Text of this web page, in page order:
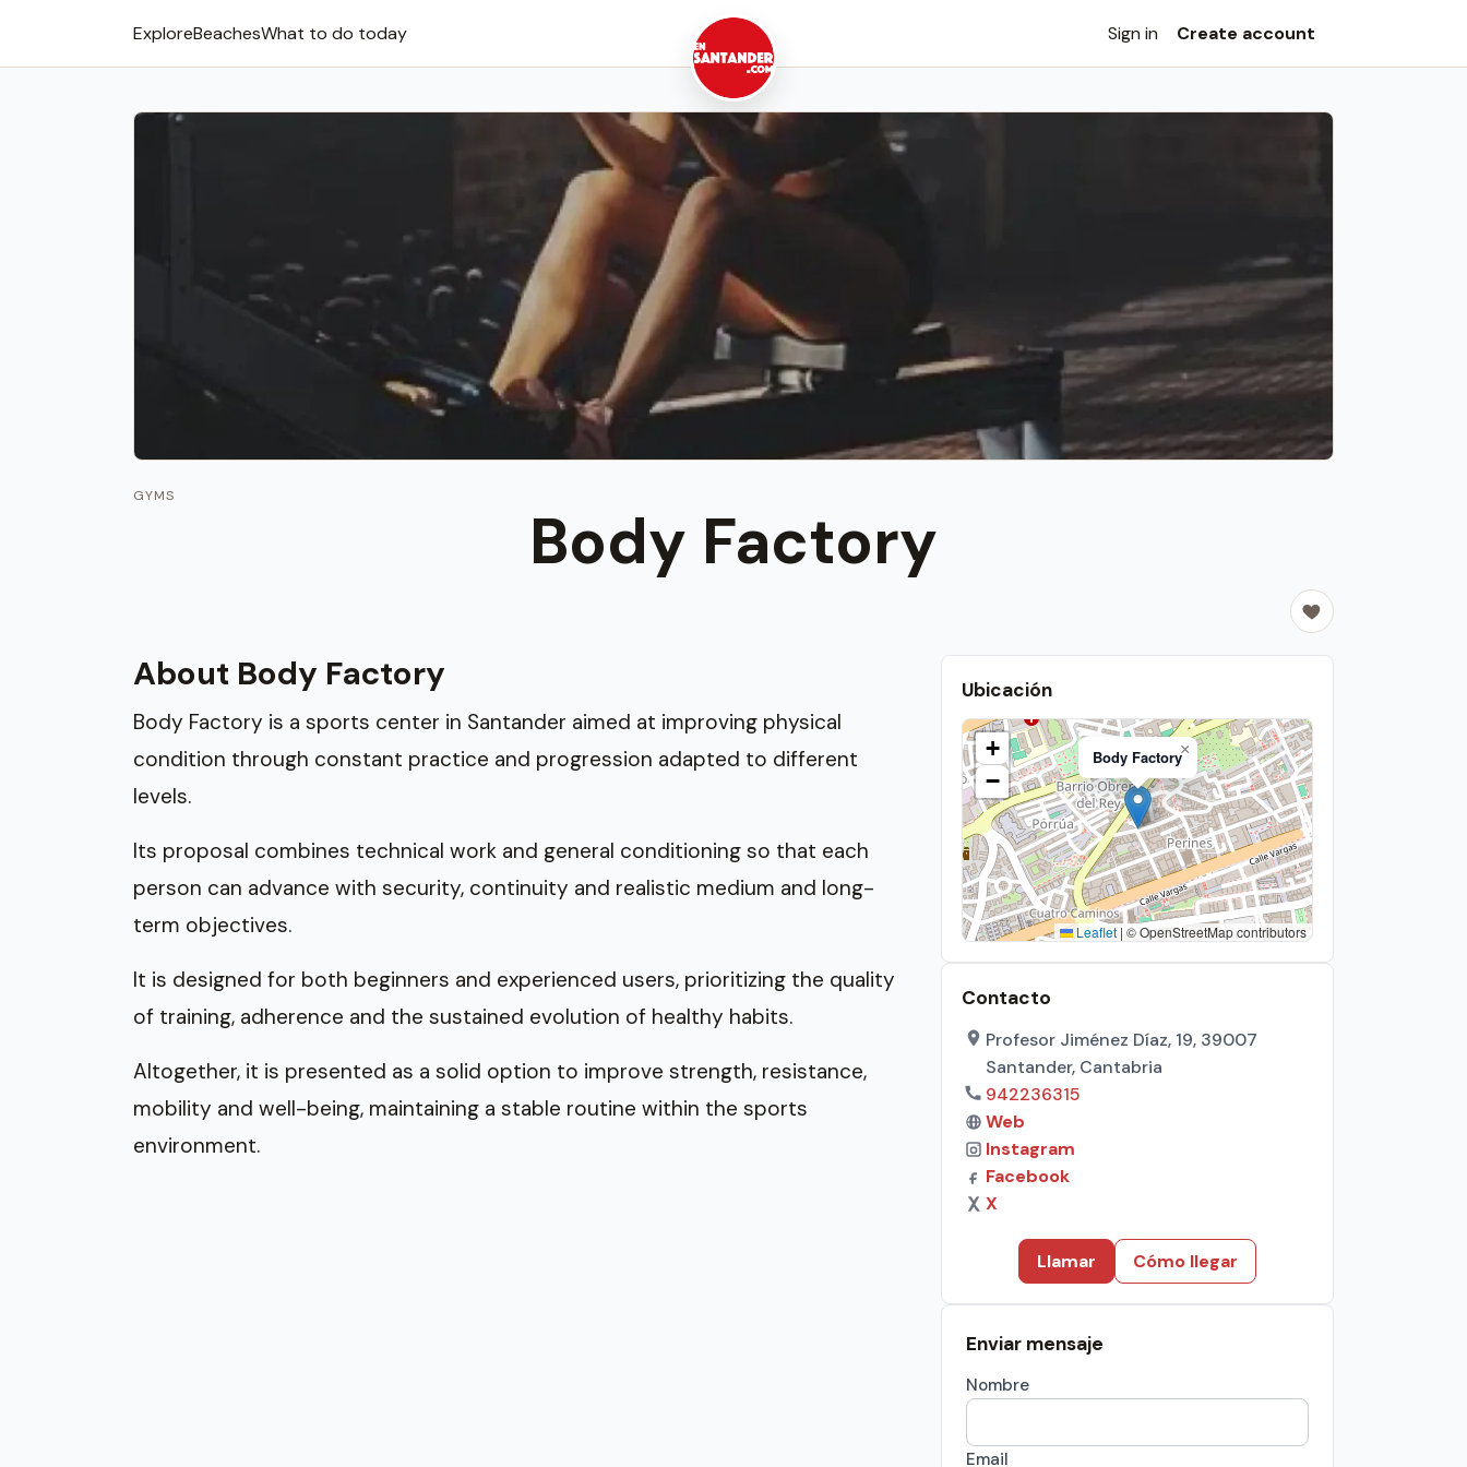
ExploreBeachesWhat to do today Sign in Create account
GYMS
Body Factory
About Body Factory
Body Factory is a sports center in Santander aimed at improving physical
condition through constant practice and progression adapted to different
levels.
Its proposal combines technical work and general conditioning so that each
person can advance with security, continuity and realistic medium and long-
term objectives.
It is designed for both beginners and experienced users, prioritizing the quality
of training, adherence and the sustained evolution of healthy habits.
Altogether, it is presented as a solid option to improve strength, resistance,
mobility and well-being, maintaining a stable routine within the sports
environment.
Ubicación
Body Factory×
+
−
Leaflet | © OpenStreetMap contributors
Contacto
Profesor Jiménez Díaz, 19, 39007
Santander, Cantabria
942236315
Web
Instagram
Facebook
X
Llamar Cómo llegar
Enviar mensaje
Nombre
Email